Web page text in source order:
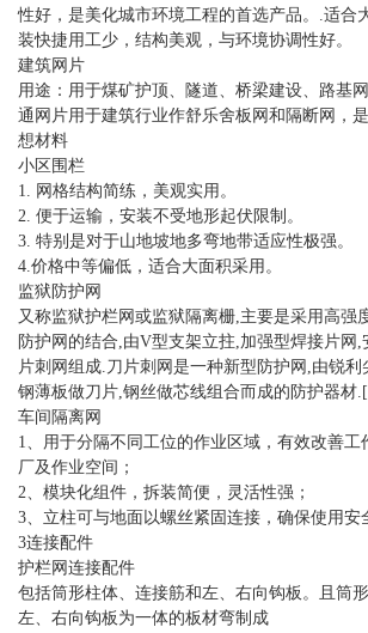
性好，是美化城市环境工程的首选产品。.适合
装快捷用工少，结构美观，与环境协调性好。
建筑网片
用途：用于煤矿护顶、隧道、桥梁建设、路基
通网片用于建筑行业作舒乐舍板网和隔断网，
想材料
小区围栏
1. 网格结构简练，美观实用。
2. 便于运输，安装不受地形起伏限制。
3. 特别是对于山地坡地多弯地带适应性极强。
4.价格中等偏低，适合大面积采用。
监狱防护网
又称监狱护栏网或监狱隔离栅,主要是采用高强
防护网的结合,由V型支架立拄,加强型焊接片网,
片刺网组成.刀片刺网是一种新型防护网,由锐
钢薄板做刀片,钢丝做芯线组合而成的防护器材
车间隔离网
1、用于分隔不同工位的作业区域，有效改善工
厂及作业空间；
2、模块化组件，拆装简便，灵活性强；
3、立柱可与地面以螺丝紧固连接，确保使用安
3连接配件
护栏网连接配件
包括筒形柱体、连接筋和左、右向钩板。且筒
左、右向钩板为一体的板材弯制成